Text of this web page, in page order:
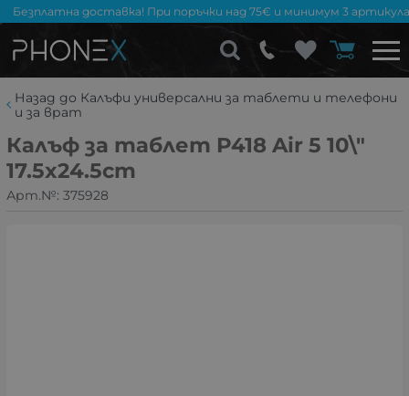
Безплатна доставка! При поръчки над 75€ и минимум 3
Назад до Калъфи универсални за таблети и телефони
и за врат
Калъф за таблет P418 Air 5 10\"
17.5x24.5cm
Арт.№: 375928